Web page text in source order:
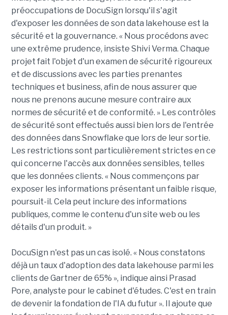
préoccupations de DocuSign lorsqu'il s'agit
d'exposer les données de son data lakehouse est la
sécurité et la gouvernance. « Nous procédons avec
une extrême prudence, insiste Shivi Verma. Chaque
projet fait l'objet d'un examen de sécurité rigoureux
et de discussions avec les parties prenantes
techniques et business, afin de nous assurer que
nous ne prenons aucune mesure contraire aux
normes de sécurité et de conformité. » Les contrôles
de sécurité sont effectués aussi bien lors de l'entrée
des données dans Snowflake que lors de leur sortie.
Les restrictions sont particulièrement strictes en ce
qui concerne l'accès aux données sensibles, telles
que les données clients. « Nous commençons par
exposer les informations présentant un faible risque,
poursuit-il. Cela peut inclure des informations
publiques, comme le contenu d'un site web ou les
détails d'un produit. »
DocuSign n'est pas un cas isolé. « Nous constatons
déjà un taux d'adoption des data lakehouse parmi les
clients de Gartner de 65% », indique ainsi Prasad
Pore, analyste pour le cabinet d'études. C'est en train
de devenir la fondation de l'IA du futur ». Il ajoute que